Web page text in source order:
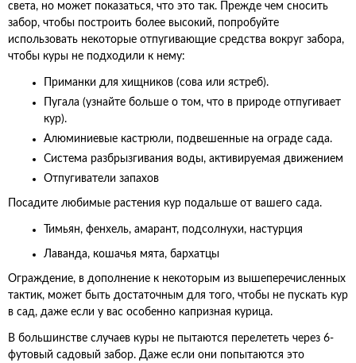
света, но может показаться, что это так. Прежде чем сносить
забор, чтобы построить более высокий, попробуйте
использовать некоторые отпугивающие средства вокруг забора,
чтобы куры не подходили к нему:
Приманки для хищников (сова или ястреб).
Пугала (узнайте больше о том, что в природе отпугивает
кур).
Алюминиевые кастрюли, подвешенные на ограде сада.
Система разбрызгивания воды, активируемая движением
Отпугиватели запахов
Посадите любимые растения кур подальше от вашего сада.
Тимьян, фенхель, амарант, подсолнухи, настурция
Лаванда, кошачья мята, бархатцы
Ограждение, в дополнение к некоторым из вышеперечисленных
тактик, может быть достаточным для того, чтобы не пускать кур
в сад, даже если у вас особенно капризная курица.
В большинстве случаев куры не пытаются перелететь через 6-
футовый садовый забор. Даже если они попытаются это